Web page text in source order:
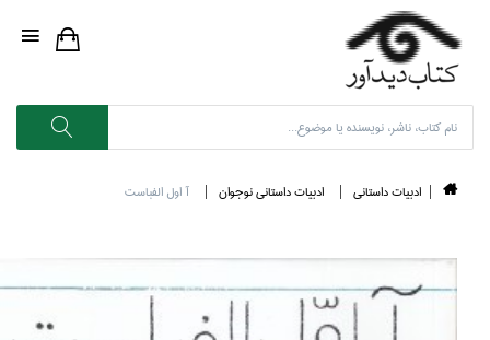
ادبيات داستاني ادبيات داستاني نوجوان آ اول الفباست